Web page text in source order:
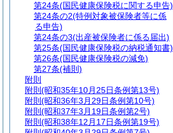
第24条(国民健康保険税に関する申告)
第24条の2(特例対象被保険者等に係
る申告)
第24条の3(出産被保険者に係る届出)
第25条(国民健康保険税の納税通知書)
第26条(国民健康保険税の減免)
第27条(補則)
附則
附則 (昭和35年10月25日条例第13号)
附則 (昭和36年3月29日条例第10号)
附則 (昭和37年3月19日条例第2号)
附則 (昭和38年12月17日条例第19号)